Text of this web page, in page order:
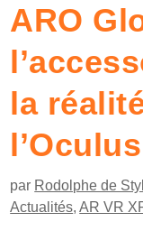
ARO
la
par Rodolphe de
Actualités,AR VR